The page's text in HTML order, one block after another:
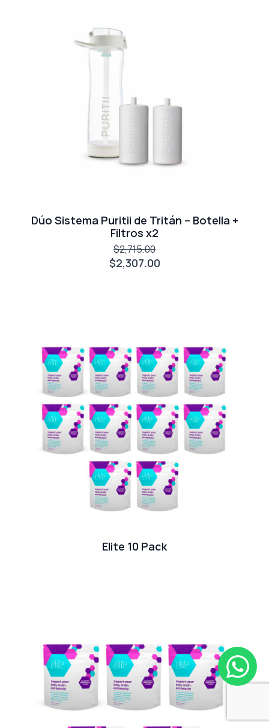
Dúo Sistema Puritii de Tritán – Botella +
Filtros x2
$2,715.00
$2,307.00
Elite 10 Pack